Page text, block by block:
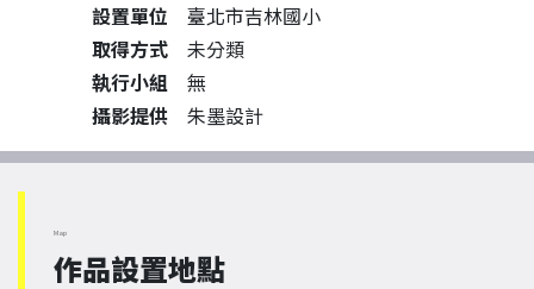
設置單位
臺北市吉林國小
取得方式
未分類
執行小組
無
攝影提供
朱墨設計
Map
作品設置地點